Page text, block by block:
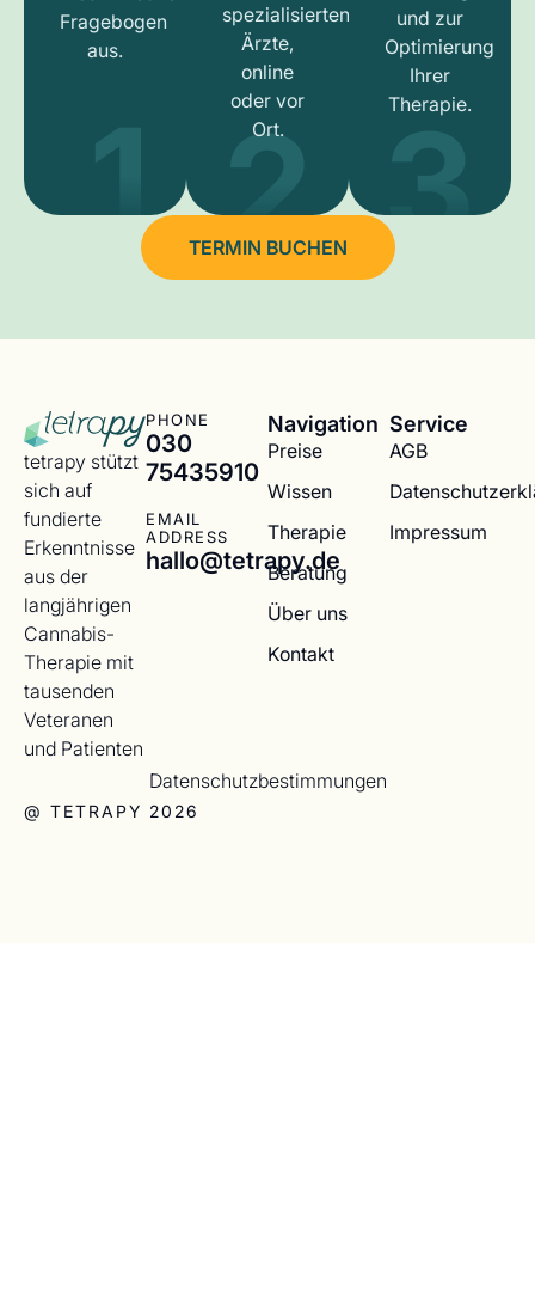
Fragebogen
aus.
1
spezialisierten
Ärzte,
online
oder vor
Ort.
2
und zur
Optimierung
Ihrer
Therapie.
3
TERMIN BUCHEN
tetrapy stützt
sich auf
fundierte
Erkenntnisse
aus der
langjährigen
Cannabis-
Therapie mit
tausenden
Veteranen
und Patienten
PHONE
030
75435910
EMAIL
ADDRESS
hallo@tetrapy.de
Navigation
Preise
Wissen
Therapie
Beratung
Über uns
Kontakt
Service
AGB
Impressum
@ TETRAPY 2026
Datenschutzbestimmungen